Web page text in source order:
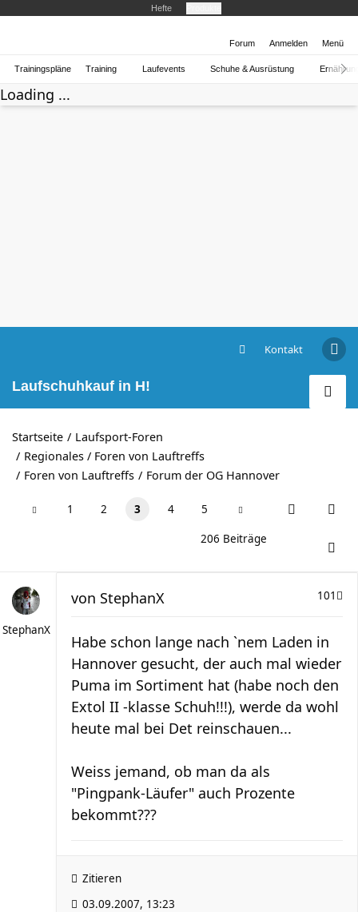
Hefte
Forum Anmelden Menü
Trainingspläne Training Laufevents Schuhe & Ausrüstung
Loading ...
Kontakt
Laufschuhkauf in H!
Startseite
Laufsport-Foren
Regionales / Foren von Lauftreffs
Foren von Lauftreffs
Forum der OG Hannover
1 2 3 4 5
206 Beiträge
StephanX
101
von StephanX
Habe schon lange nach `nem Laden in
Hannover gesucht, der auch mal wieder
Puma im Sortiment hat (habe noch den
Extol II -klasse Schuh!!!), werde da wohl
heute mal bei Det reinschauen...
Weiss jemand, ob man da als
"Pingpank-Läufer" auch Prozente
bekommt???
Zitieren
03.09.2007, 13:23